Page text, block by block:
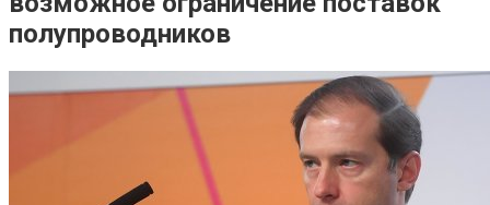
полупроводников